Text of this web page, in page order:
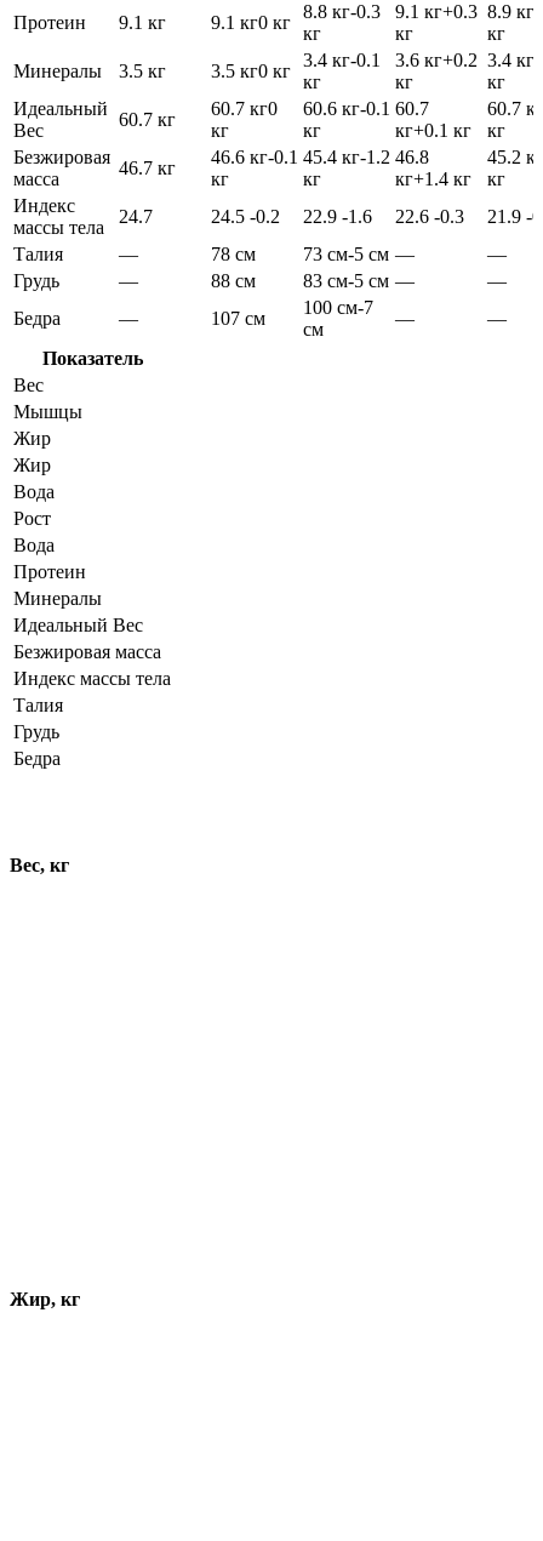
Протеин 9.1 кг 9.1 кг0 кг
8.8 кг-0.3
кг
9.1 кг+0.3
кг
8.9 кг
кг
Минералы
3.5 кг 3.5 кг0 кг
3.4 кг-0.1
кг
3.6 кг+0.2
кг
3.4 кг
кг
Идеальный
Вес
60.7 кг
60.7 кг0
кг
60.6 кг-0.1
кг
60.7
кг+0.1 кг
60.7 кг
кг
Безжировая
масса
46.7 кг
46.6 кг-0.1
кг
45.4 кг-1.2
кг
46.8
кг+1.4 кг
45.2 кг
кг
Индекс
массы тела
24.7 24.5 -0.2 22.9 -1.6 22.6 -0.3 21.9 -
Талия
— 78 см 73 см-5 см —
—
Грудь
— 88 см 83 см-5 см —
—
Бедра
— 107 см
100 см-7
см
—
—
Показатель
Вес
Мышцы
Жир
Жир
Вода
Рост
Вода
Протеин
Минералы
Идеальный Вес
Безжировая масса
Индекс массы тела
Талия
Грудь
Бедра
Вес, кг
Жир, кг